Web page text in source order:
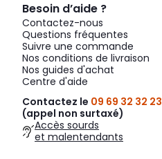
Besoin d’aide ?
Contactez-nous
Questions fréquentes
Suivre une commande
Nos conditions de livraison
Nos guides d'achat
Centre d'aide
Contactez le 09 69 32 32 23
(appel non surtaxé)
Accès sourds
et malentendants